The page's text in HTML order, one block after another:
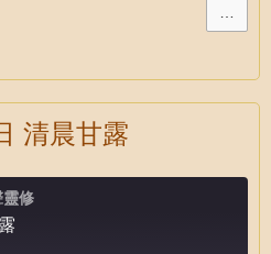
…
清晨甘露
靈修